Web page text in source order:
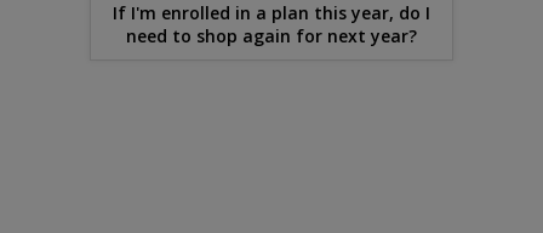
If I'm enrolled in a plan this year, do I
need to shop again for next year?